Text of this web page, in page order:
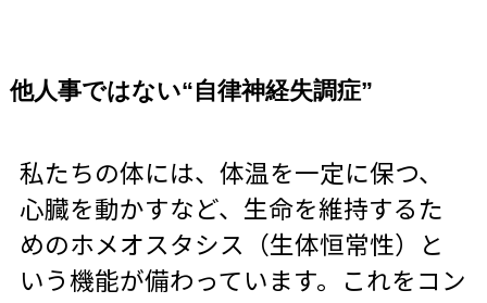
他人事ではない“自律神経失調症”
私たちの体には、体温を一定に保つ、
心臓を動かすなど、生命を維持するた
めのホメオスタシス（生体恒常性）と
いう機能が備わっています。これをコン